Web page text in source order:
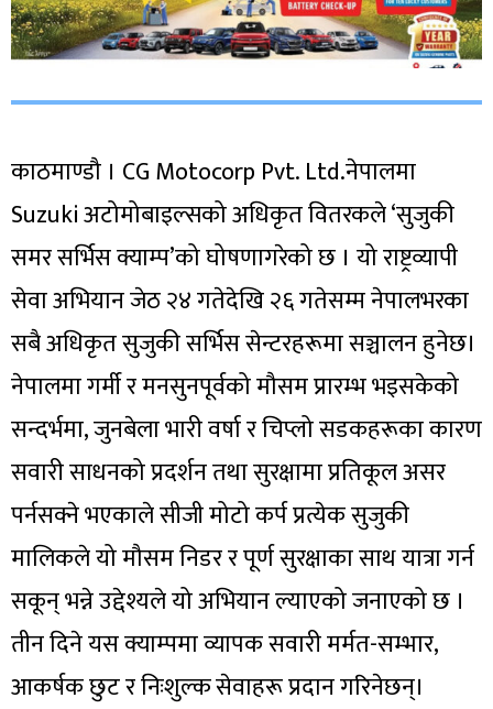
काठमाण्डौ । CG Motocorp Pvt. Ltd.नेपालमा
Suzuki अटोमोबाइल्सको अधिकृत वितरकले ‘सुजुकी
समर सर्भिस क्याम्प’को घोषणागरेको छ । यो राष्ट्रव्यापी
सेवा अभियान जेठ २४ गतेदेखि २६ गतेसम्म नेपालभरका
सबै अधिकृत सुजुकी सर्भिस सेन्टरहरूमा सञ्चालन हुनेछ।
नेपालमा गर्मी र मनसुनपूर्वको मौसम प्रारम्भ भइसकेको
सन्दर्भमा, जुनबेला भारी वर्षा र चिप्लो सडकहरूका कारण
सवारी साधनको प्रदर्शन तथा सुरक्षामा प्रतिकूल असर
पर्नसक्ने भएकाले सीजी मोटो कर्प प्रत्येक सुजुकी
मालिकले यो मौसम निडर र पूर्ण सुरक्षाका साथ यात्रा गर्न
सकून् भन्ने उद्देश्यले यो अभियान ल्याएको जनाएको छ ।
तीन दिने यस क्याम्पमा व्यापक सवारी मर्मत-सम्भार,
आकर्षक छुट र निःशुल्क सेवाहरू प्रदान गरिनेछन्।